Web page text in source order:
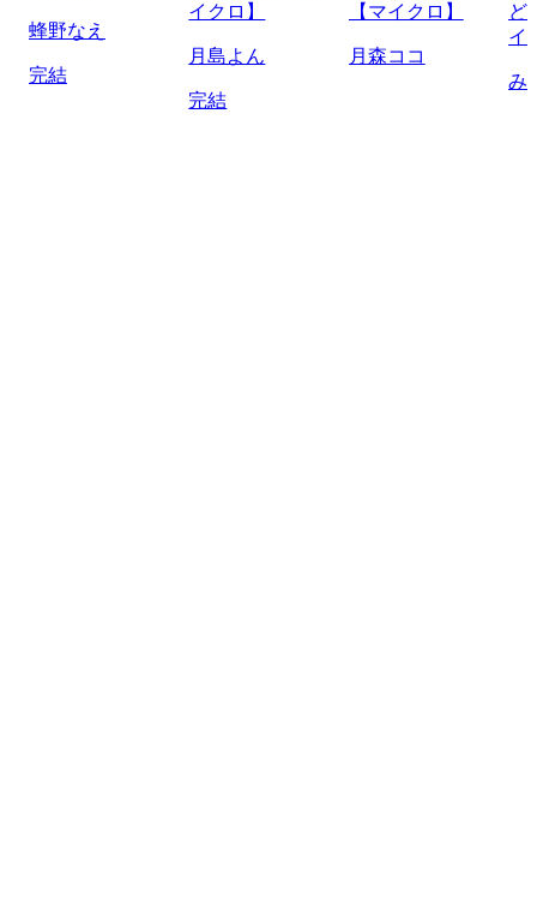
蜂野なえ
完結
イクロ】
月島よん
完結
【マイクロ】
月森ココ
ど
イ
み